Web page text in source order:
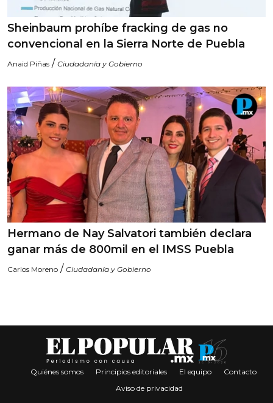
Sheinbaum prohíbe fracking de gas no
convencional en la Sierra Norte de Puebla
Anaid Piñas / Ciudadanía y Gobierno
Hermano de Nay Salvatori también declara
ganar más de 800mil en el IMSS Puebla
Carlos Moreno / Ciudadanía y Gobierno
Quiénes somos Principios editoriales El equipo
Contacto
Aviso de privacidad